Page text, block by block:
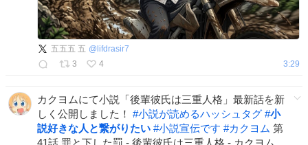
五五五 五 @ lifdrasir7
3
4 3:29
カクヨムにて小説「後輩彼氏は三重人格」最新話を新
しく公開しました！ #小説が読めるハッシュタグ #小
説好きな人と繋がりたい #小説宣伝です #カクヨム 第
41話 罪と下した罰 - 後輩彼氏は三重人格 - カクヨム